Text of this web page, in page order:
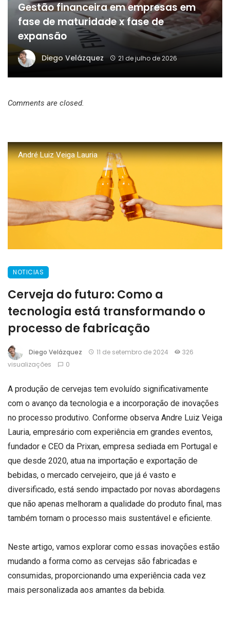
Gestão financeira em empresas em
fase de maturidade x fase de
expansão
Diego Velázquez 21 de julho de 2026
Comments are closed.
André Luiz Veiga Lauria
NOTICIAS
Cerveja do futuro: Como a
tecnologia está transformando o
processo de fabricação
Diego Velázquez 11 de setembro de 2024
326
visualizações
0
A produção de cervejas tem evoluído significativamente
com o avanço da tecnologia e a incorporação de inovações
no processo produtivo. Conforme observa Andre Luiz Veiga
Lauria, empresário com experiência em grandes eventos,
fundador e CEO da Prixan, empresa sediada em Portugal e
que desde 2020, atua na importação e exportação de
bebidas, o mercado cervejeiro, que já é vasto e
diversificado, está sendo impactado por novas abordagens
que não apenas melhoram a qualidade do produto final, mas
também tornam o processo mais sustentável e eficiente.
Neste artigo, vamos explorar como essas inovações estão
mudando a forma como as cervejas são fabricadas e
consumidas, proporcionando uma experiência cada vez
mais personalizada aos amantes da bebida.